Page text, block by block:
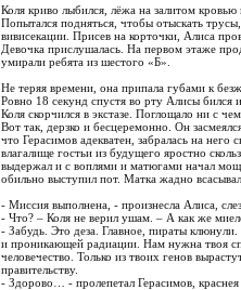
Коля криво лыбился, лёжа на залитом
Попытался подняться, чтобы отыскать
вивисекации. Присев на корточки, Алиса
Девочка прислушалась. На первом этаже
умирали ребята из шестого «Б».
Не теряя времени, она припала губами к
Ровно 18 секунд спустя во рту Алисы бился
Коля скорчился в экстазе. Поглощало ни с
Вот так, дерзко и бесцеремонно. Он
что Герасимов адекватен, забралась на
влагалище гостьи из будущего яростно
выдержал и с воплями и матюгами начал
обильно выступил пот. Матка жадно
- Миссия выполнена, - произнесла Алиса,
- Что? – Коля не верил ушам. – А как же
- Забудь. Это деза. Главное, пираты
и проникающей радиации. Нам нужна твоя
человечество. Только из твоих генов
правительству.
- Здорово… - пролепетал Герасимов,